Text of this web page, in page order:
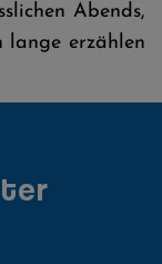
Abends,
lange erzählen